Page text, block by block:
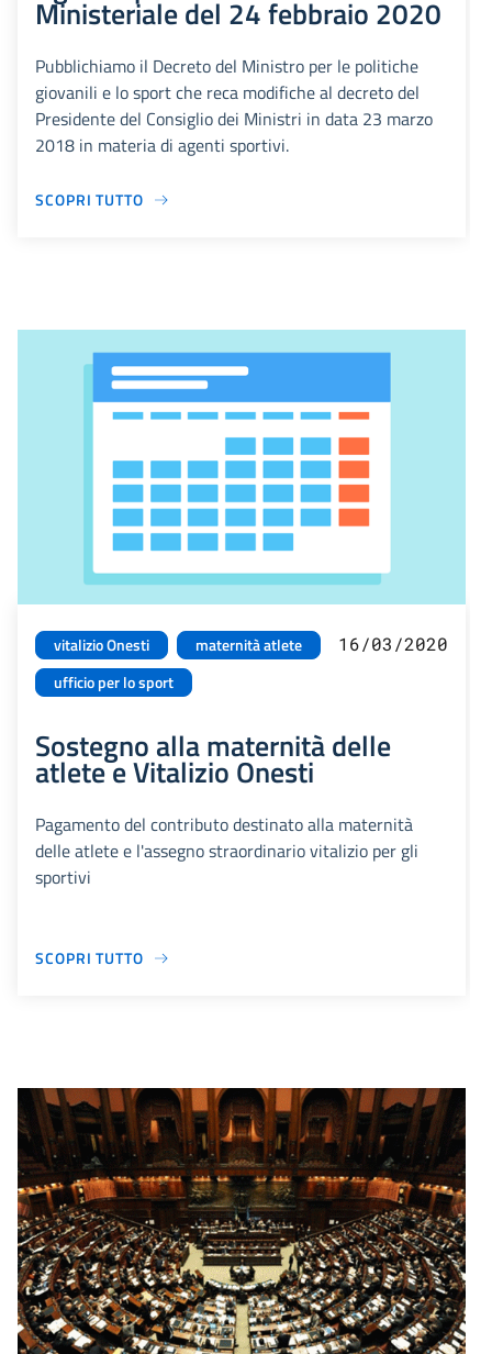
Ministeriale del 24 febbraio 2020
Pubblichiamo il Decreto del Ministro per le politiche
giovanili e lo sport che reca modifiche al decreto del
Presidente del Consiglio dei Ministri in data 23 marzo
2018 in materia di agenti sportivi.
SCOPRI TUTTO
vitalizio Onesti
maternità atlete
ufficio per lo sport
16/03/2020
Sostegno alla maternità delle
atlete e Vitalizio Onesti
Pagamento del contributo destinato alla maternità
delle atlete e l'assegno straordinario vitalizio per gli
sportivi
SCOPRI TUTTO